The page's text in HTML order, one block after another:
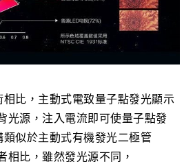
比，主動式電致量子點發光顯示
光源，注入電流即可使量子點發
似於主動式有機發光二極管
相比，雖然發光源不同，